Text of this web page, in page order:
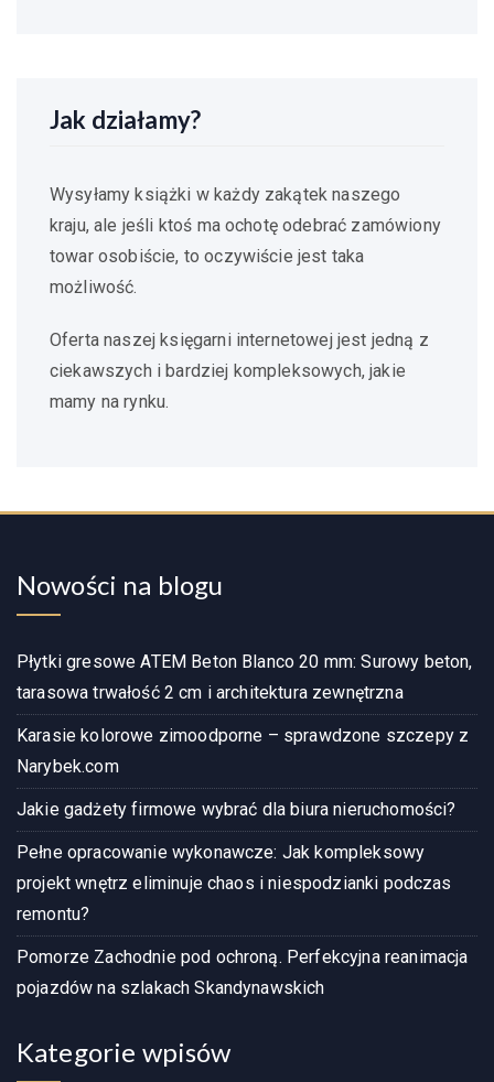
Jak działamy?
Wysyłamy książki w każdy zakątek naszego
kraju, ale jeśli ktoś ma ochotę odebrać zamówiony
towar osobiście, to oczywiście jest taka
możliwość.
Oferta naszej księgarni internetowej jest jedną z
ciekawszych i bardziej kompleksowych, jakie
mamy na rynku.
Nowości na blogu
Płytki gresowe ATEM Beton Blanco 20 mm: Surowy beton,
tarasowa trwałość 2 cm i architektura zewnętrzna
Karasie kolorowe zimoodporne – sprawdzone szczepy z
Narybek.com
Jakie gadżety firmowe wybrać dla biura nieruchomości?
Pełne opracowanie wykonawcze: Jak kompleksowy
projekt wnętrz eliminuje chaos i niespodzianki podczas
remontu?
Pomorze Zachodnie pod ochroną. Perfekcyjna reanimacja
pojazdów na szlakach Skandynawskich
Kategorie wpisów